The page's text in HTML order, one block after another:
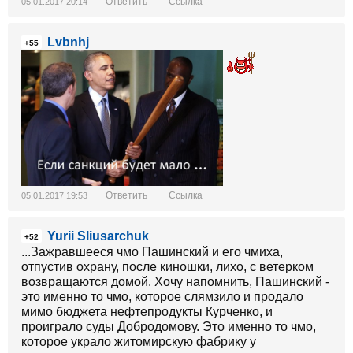
+55 Lvbnhj
05.01.2017 19:53 Ответить Ссылка
+52
Yurii Sliusarchuk
...Зажравшееся чмо Пашинский и его чмиха,
отпустив охрану, после киношки, лихо, с ветерком
возвращаются домой. Хочу напомнить, Пашинский -
это именно то чмо, которое слямзило и продало
мимо бюджета нефтепродукты Курченко, и
проиграло суды Добродомову. Это именно то чмо,
которое украло житомирскую фабрику у